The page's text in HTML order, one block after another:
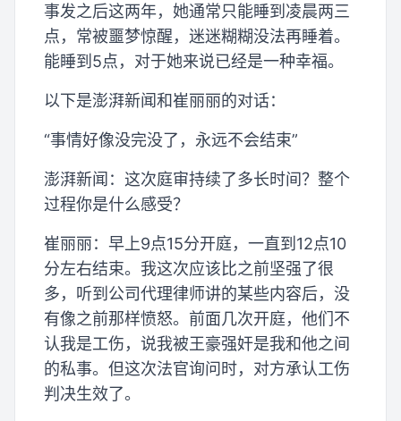
事发之后这两年，她通常只能睡到凌晨两三
点，常被噩梦惊醒，迷迷糊糊没法再睡着。
能睡到5点，对于她来说已经是一种幸福。
以下是澎湃新闻和崔丽丽的对话：
“事情好像没完没了，永远不会结束”
澎湃新闻：这次庭审持续了多长时间？整个
过程你是什么感受？
崔丽丽：早上9点15分开庭，一直到12点10
分左右结束。我这次应该比之前坚强了很
多，听到公司代理律师讲的某些内容后，没
有像之前那样愤怒。前面几次开庭，他们不
认我是工伤，说我被王豪强奸是我和他之间
的私事。但这次法官询问时，对方承认工伤
判决生效了。